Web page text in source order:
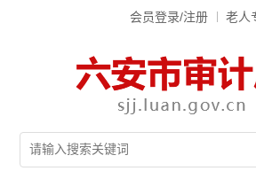
会员登录/注册 老人